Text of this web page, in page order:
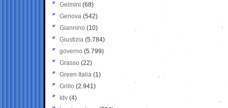
Gelmini (68)
Genova (542)
Giannino (10)
Giustizia (5.784)
governo (5.799)
Grasso (22)
Green Italia (1)
Grillo (2.941)
Idv (4)